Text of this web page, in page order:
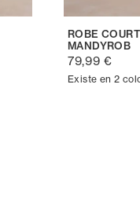
ROBE
MANDYROB
79,99 €
Existe en 2